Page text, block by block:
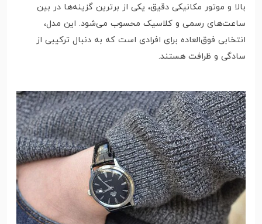
بالا و موتور مکانیکی دقیق، یکی از برترین گزینه‌ها در بین
ساعت‌های رسمی و کلاسیک محسوب می‌شود. این مدل،
انتخابی فوق‌العاده برای افرادی است که به دنبال ترکیبی از
سادگی و ظرافت هستند.